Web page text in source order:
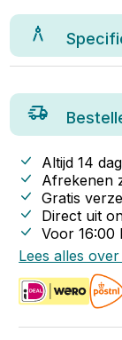
Altijd 14
Afrekenen
Gratis
Direct uit
Voor 16:00
Lees alles